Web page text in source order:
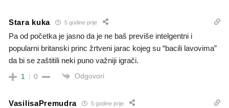
Stara kuka 5 godine prije
Pa od početka je jasno da je ne baš previše intelgentni i
popularni britanski princ žrtveni jarac kojeg su “bacili lavovima”
da bi se zaštitili neki puno važniji igrači.
1 0 Odgovori
VasilisaPremudra 5 godine prije